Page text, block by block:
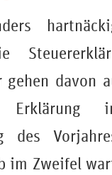
gehen davon
des
im Zweifel